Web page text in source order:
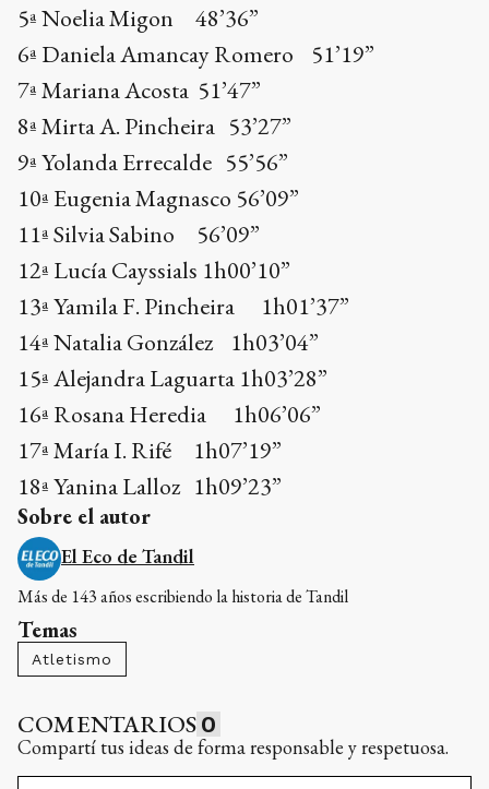
5ª Noelia Migon 48’36”
6ª Daniela Amancay Romero 51’19”
7ª Mariana Acosta 51’47”
8ª Mirta A. Pincheira 53’27”
9ª Yolanda Errecalde 55’56”
10ª Eugenia Magnasco 56’09”
11ª Silvia Sabino 56’09”
12ª Lucía Cayssials 1h00’10”
13ª Yamila F. Pincheira 1h01’37”
14ª Natalia González 1h03’04”
15ª Alejandra Laguarta 1h03’28”
16ª Rosana Heredia 1h06’06”
17ª María I. Rifé 1h07’19”
18ª Yanina Lalloz 1h09’23”
Sobre el autor
El Eco de Tandil
Más de 143 años escribiendo la historia de Tandil
Temas
Atletismo
COMENTARIOS 0
Compartí tus ideas de forma responsable y respetuosa.